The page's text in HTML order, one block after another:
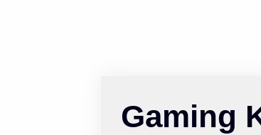
Gaming